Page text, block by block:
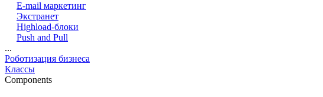
E-mail маркетинг
Экстранет
Highload-блоки
Push and Pull
...
Роботизация бизнеса
Классы
Components